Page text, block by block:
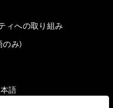
ィへの取り組み
のみ)
語